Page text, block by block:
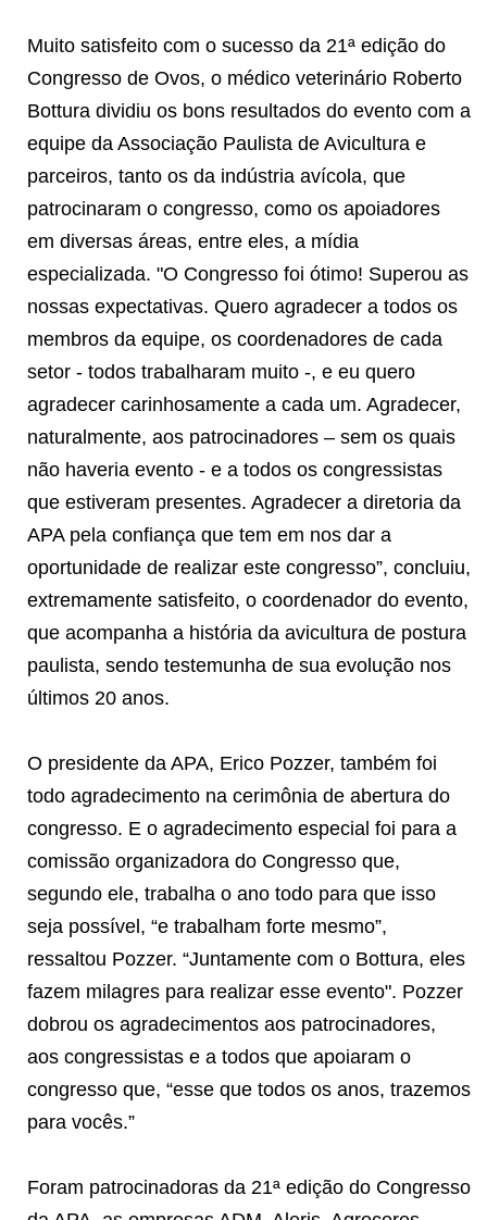
Muito satisfeito com o sucesso da 21ª edição do
Congresso de Ovos, o médico veterinário Roberto
Bottura dividiu os bons resultados do evento com a
equipe da Associação Paulista de Avicultura e
parceiros, tanto os da indústria avícola, que
patrocinaram o congresso, como os apoiadores
em diversas áreas, entre eles, a mídia
especializada. "O Congresso foi ótimo! Superou as
nossas expectativas. Quero agradecer a todos os
membros da equipe, os coordenadores de cada
setor - todos trabalharam muito -, e eu quero
agradecer carinhosamente a cada um. Agradecer,
naturalmente, aos patrocinadores – sem os quais
não haveria evento - e a todos os congressistas
que estiveram presentes. Agradecer a diretoria da
APA pela confiança que tem em nos dar a
oportunidade de realizar este congresso”, concluiu,
extremamente satisfeito, o coordenador do evento,
que acompanha a história da avicultura de postura
paulista, sendo testemunha de sua evolução nos
últimos 20 anos.
O presidente da APA, Erico Pozzer, também foi
todo agradecimento na cerimônia de abertura do
congresso. E o agradecimento especial foi para a
comissão organizadora do Congresso que,
segundo ele, trabalha o ano todo para que isso
seja possível, “e trabalham forte mesmo”,
ressaltou Pozzer. “Juntamente com o Bottura, eles
fazem milagres para realizar esse evento". Pozzer
dobrou os agradecimentos aos patrocinadores,
aos congressistas e a todos que apoiaram o
congresso que, “esse que todos os anos, trazemos
para vocês.”
Foram patrocinadoras da 21ª edição do Congresso